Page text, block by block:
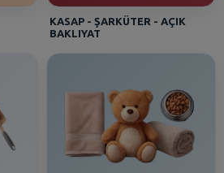
KASAP - ŞARKÜTER - AÇIK
BAKLIYAT